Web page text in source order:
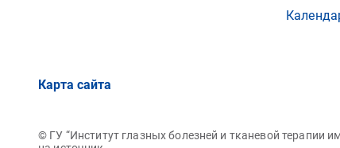
Карта сайта
© ГУ “Институт глазных болезней и тканевой